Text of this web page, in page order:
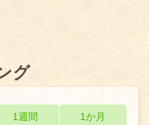
グ
1週間 1か月